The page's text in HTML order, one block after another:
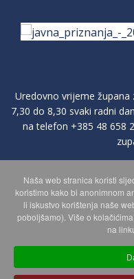
Uredovno vrijeme
7,30 do 8,30 svaki radni
na telefon +385 48 658
POLITIKA ZAŠTITE
Copyright © 2026
Naša web stranica koristi
koristimo kako bi anonimnom
li iskustvo korištenja naše
poboljšamo). Više o
na